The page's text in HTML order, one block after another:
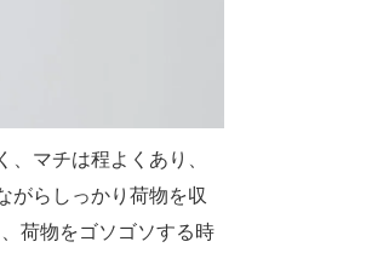
マチは程よくあり、
がらしっかり荷物を収
荷物をゴソゴソする時